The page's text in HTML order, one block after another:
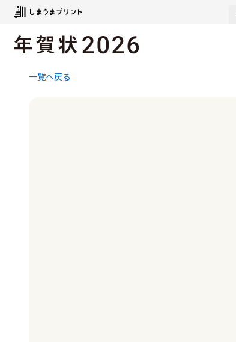
一覧へ戻る